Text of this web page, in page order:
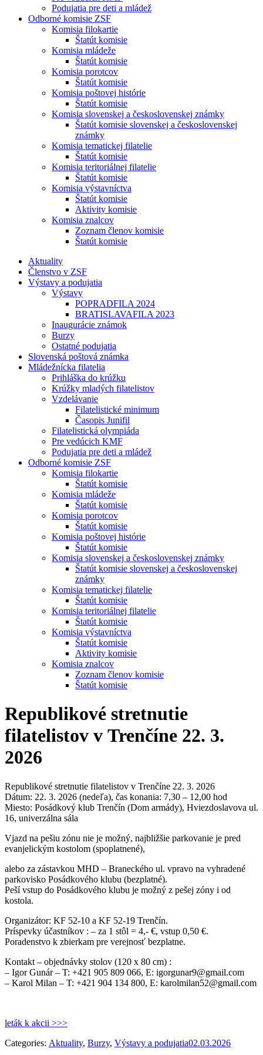
Podujatia pre deti a mládež
Odborné komisie ZSF
Komisia filokartie
Štatút komisie
Komisia mládeže
Štatút komisie
Komisia porotcov
Štatút komisie
Komisia poštovej histórie
Štatút komisie
Komisia slovenskej a československej známky
Štatút komisie slovenskej a československej
známky
Komisia tematickej filatelie
Štatút komisie
Komisia teritoriálnej filatelie
Štatút komisie
Komisia výstavníctva
Štatút komisie
Aktivity komisie
Komisia znalcov
Zoznam členov komisie
Štatút komisie
Aktuality
Členstvo v ZSF
Výstavy a podujatia
Výstavy
POPRADFILA 2024
BRATISLAVAFILA 2023
Inaugurácie známok
Burzy
Ostatné podujatia
Slovenská poštová známka
Mládežnícka filatelia
Prihláška do krúžku
Krúžky mladých filatelistov
Vzdelávanie
Filatelistické minimum
Časopis Junifil
Filatelistická olympiáda
Pre vedúcich KMF
Podujatia pre deti a mládež
Odborné komisie ZSF
Komisia filokartie
Štatút komisie
Komisia mládeže
Štatút komisie
Komisia porotcov
Štatút komisie
Komisia poštovej histórie
Štatút komisie
Komisia slovenskej a československej známky
Štatút komisie slovenskej a československej
známky
Komisia tematickej filatelie
Štatút komisie
Komisia teritoriálnej filatelie
Štatút komisie
Komisia výstavníctva
Štatút komisie
Aktivity komisie
Komisia znalcov
Zoznam členov komisie
Štatút komisie
Republikové stretnutie
filatelistov v Trenčíne 22. 3.
2026
Republikové stretnutie filatelistov v Trenčíne 22. 3. 2026
Dátum: 22. 3. 2026 (nedeľa), čas konania: 7,30 – 12,00 hod
Miesto: Posádkový klub Trenčín (Dom armády), Hviezdoslavova ul.
16, univerzálna sála
Vjazd na pešiu zónu nie je možný, najbližšie parkovanie je pred
evanjelickým kostolom (spoplatnené),
alebo za zástavkou MHD – Braneckého ul. vpravo na vyhradené
parkovisko Posádkového klubu (bezplatné).
Peší vstup do Posádkového klubu je možný z pešej zóny i od
kostola.
Organizátor: KF 52-10 a KF 52-19 Trenčín.
Príspevky účastníkov : – za 1 stôl = 4,- €, vstup 0,50 €.
Poradenstvo k zbierkam pre verejnosť bezplatne.
Kontakt – objednávky stolov (120 x 80 cm) :
– Igor Gunár – T: +421 905 809 066, E: igorgunar9@gmail.com
– Karol Milan – T: +421 904 134 800, E: karolmilan52@gmail.com
leták k akcii >>>
Categories: Aktuality, Burzy, Výstavy a podujatia02.03.2026